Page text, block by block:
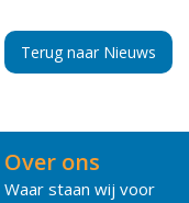
Terug naar Nieuws
Over ons
Waar staan wij voor